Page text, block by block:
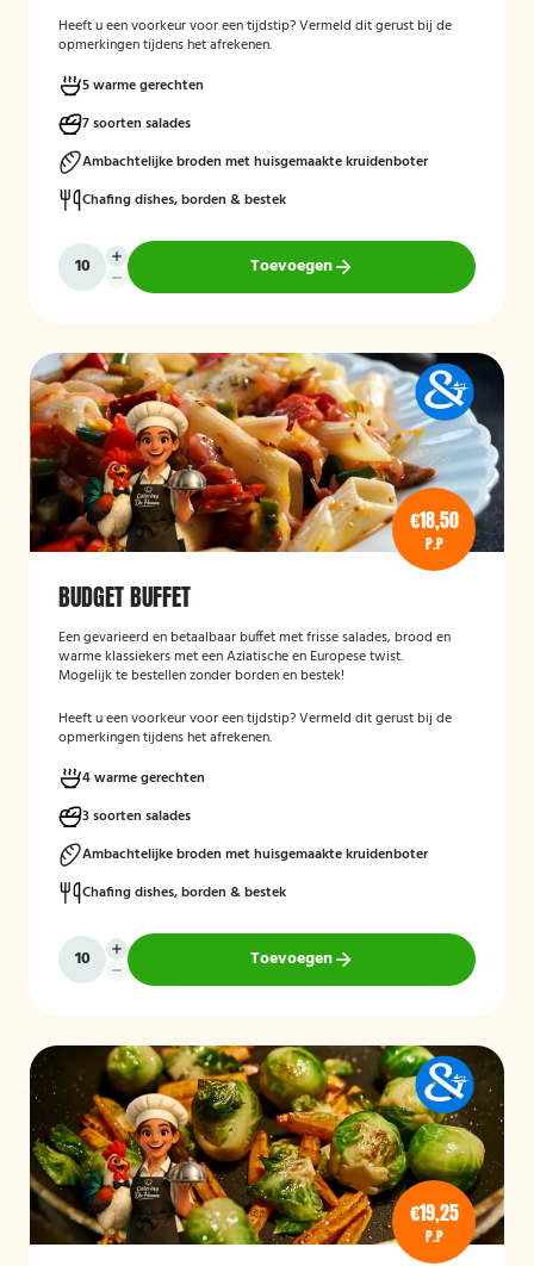
Heeft u een voorkeur voor een tijdstip? Vermeld dit gerust bij de
opmerkingen tijdens het afrekenen.
5 warme gerechten
7 soorten salades
Ambachtelijke broden met huisgemaakte kruidenboter
Chafing dishes, borden & bestek
Toevoegen
€18,50
P.P
BUDGET BUFFET
Een gevarieerd en betaalbaar buffet met frisse salades, brood en
warme klassiekers met een Aziatische en Europese twist.
Mogelijk te bestellen zonder borden en bestek!
Heeft u een voorkeur voor een tijdstip? Vermeld dit gerust bij de
opmerkingen tijdens het afrekenen.
4 warme gerechten
3 soorten salades
Ambachtelijke broden met huisgemaakte kruidenboter
Chafing dishes, borden & bestek
Toevoegen
€19,25
P.P